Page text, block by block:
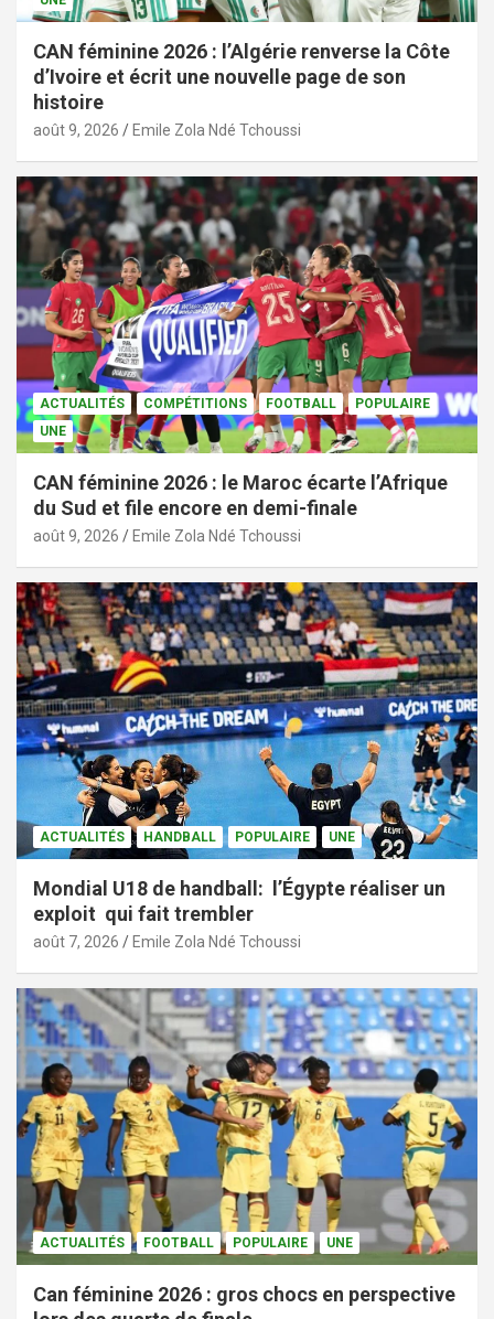
CAN féminine 2026 : l’Algérie renverse la Côte
d’Ivoire et écrit une nouvelle page de son
histoire
août 9, 2026 Emile Zola Ndé Tchoussi
ACTUALITÉS COMPÉTITIONS FOOTBALL
POPULAIRE
UNE
CAN féminine 2026 : le Maroc écarte l’Afrique
du Sud et file encore en demi-finale
août 9, 2026 Emile Zola Ndé Tchoussi
ACTUALITÉS HANDBALL POPULAIRE UNE
Mondial U18 de handball: l’Égypte réaliser un
exploit qui fait trembler
août 7, 2026 Emile Zola Ndé Tchoussi
ACTUALITÉS FOOTBALL POPULAIRE UNE
Can féminine 2026 : gros chocs en perspective